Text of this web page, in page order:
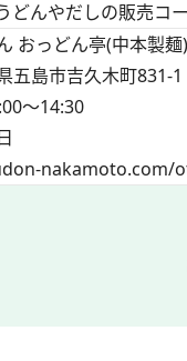
んやだしの販売コ
おっどん亭(中本製麺)
島市吉久木町831-1
～14:30
nakamoto.com/